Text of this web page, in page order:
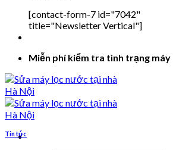
[contact-form-7 id="7042"
title="Newsletter Vertical"]
Miễn phí kiểm tra tình trạng
Tin tức